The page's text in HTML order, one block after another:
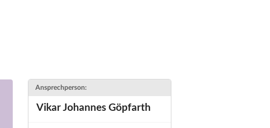
Ansprechperson:
Vikar Johannes Göpfarth